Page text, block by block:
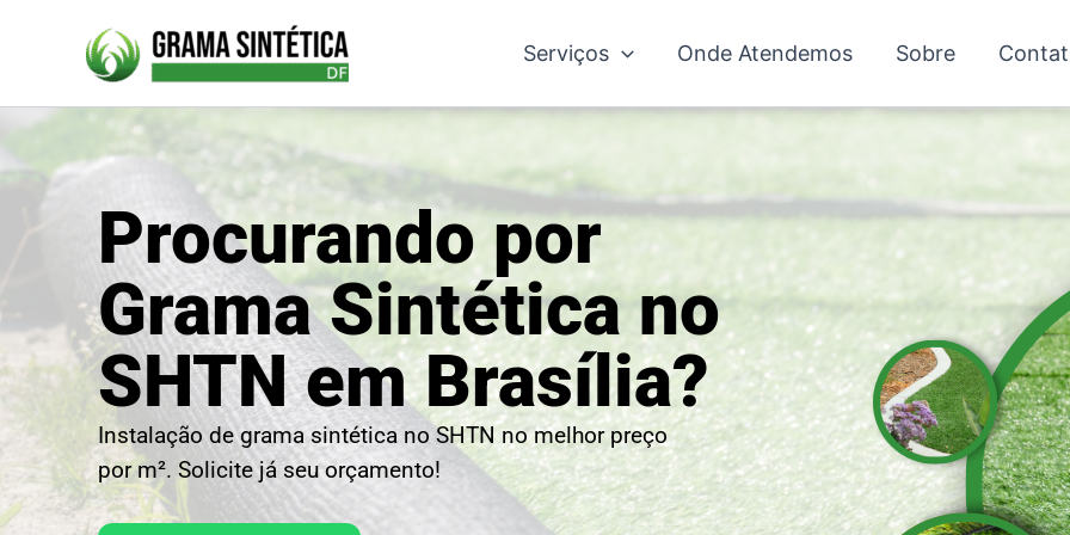
conteúdo
Serviços Onde Atendemos Sobre
Procurando por
Grama Sintética no
SHTN em Brasília?
Instalação de grama sintética no SHTN no melhor preço
por m². Solicite já seu orçamento!